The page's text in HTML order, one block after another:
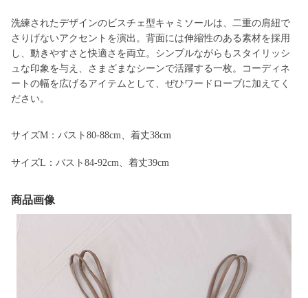
洗練されたデザインのビスチェ型キャミソールは、二重の肩紐で
さりげないアクセントを演出。背面には伸縮性のある素材を採用
し、動きやすさと快適さを両立。シンプルながらもスタイリッシ
ュな印象を与え、さまざまなシーンで活躍する一枚。コーディネ
ートの幅を広げるアイテムとして、ぜひワードローブに加えてく
ださい。
サイズM：バスト80-88cm、着丈38cm
サイズL：バスト84-92cm、着丈39cm
商品画像